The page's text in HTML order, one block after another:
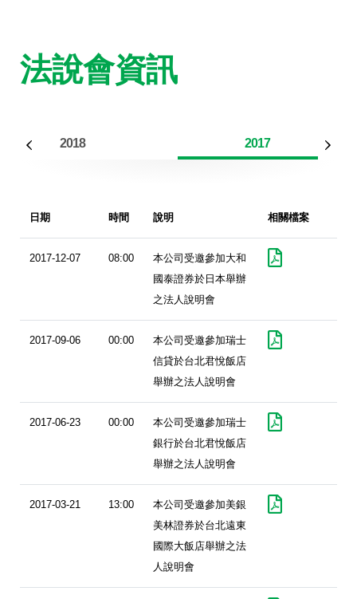
法說會資訊
2018 2017
日期 時間 說明 相關檔案
2017-12-07 08:00
本公司受邀參加大和
國泰證券於日本舉辦
之法人說明會
2017-09-06 00:00
本公司受邀參加瑞士
信貸於台北君悅飯店
舉辦之法人說明會
2017-06-23 00:00
本公司受邀參加瑞士
銀行於台北君悅飯店
舉辦之法人說明會
2017-03-21 13:00
本公司受邀參加美銀
美林證券於台北遠東
國際大飯店舉辦之法
人說明會